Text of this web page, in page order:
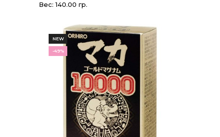
Вес: 140.00 гр.
NEW
-49%